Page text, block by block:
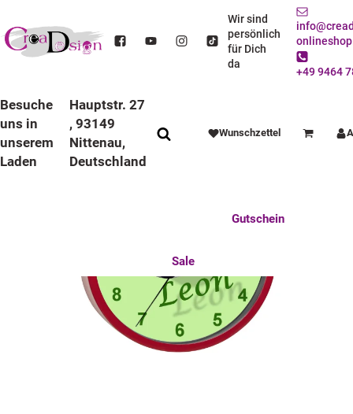
Wir sind
persönlich
für Dich
da
+49 9464
Besuche
uns in
unserem
Laden
Hauptstr. 27
, 93149
Nittenau,
Deutschland
Wunschzettel Warenkorb
Gutschein
Sale
KINDER WANDUHR LAUFRUHIG MIT BUNTEN RAHMEN FUSSBALL 2